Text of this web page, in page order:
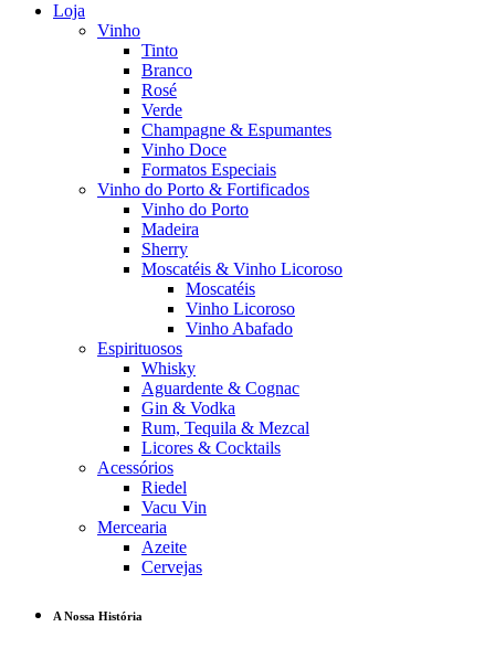
Loja
Vinho
Tinto
Branco
Rosé
Verde
Champagne & Espumantes
Vinho Doce
Formatos Especiais
Vinho do Porto & Fortificados
Vinho do Porto
Madeira
Sherry
Moscatéis & Vinho Licoroso
Moscatéis
Vinho Licoroso
Vinho Abafado
Espirituosos
Whisky
Aguardente & Cognac
Gin & Vodka
Rum, Tequila & Mezcal
Licores & Cocktails
Acessórios
Riedel
Vacu Vin
Mercearia
Azeite
Cervejas
A Nossa História